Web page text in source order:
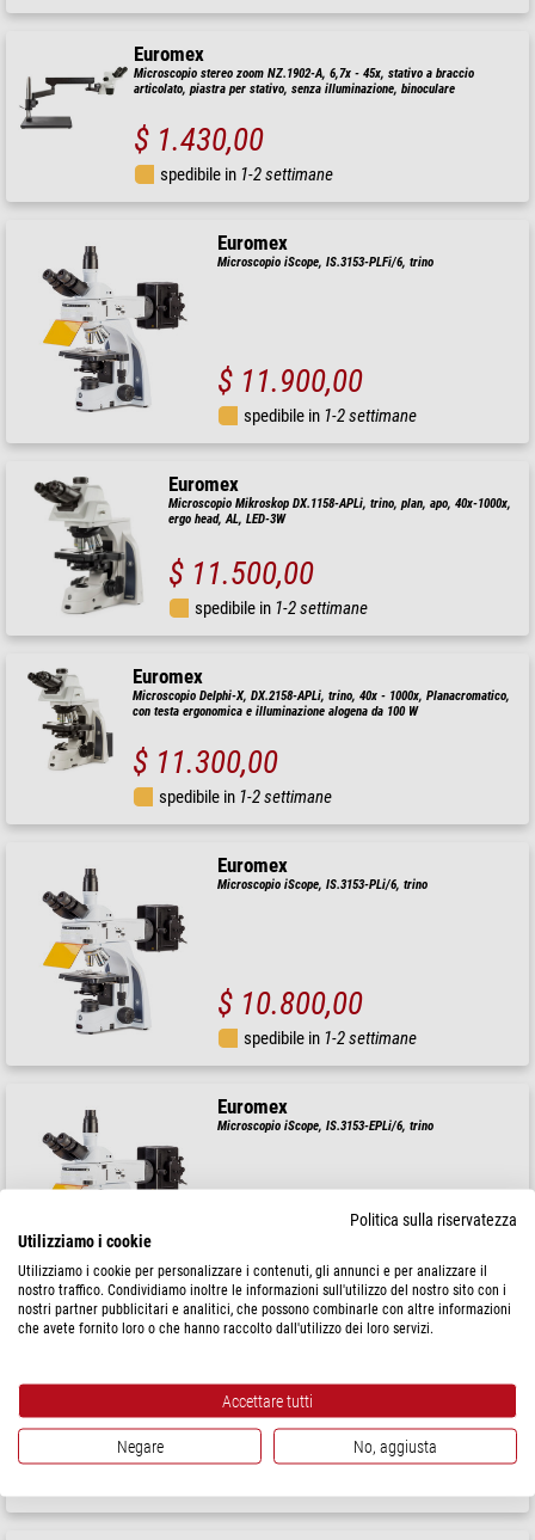
Euromex
Microscopio stereo zoom NZ.1902-A, 6,7x - 45x, stativo a braccio
articolato, piastra per stativo, senza illuminazione, binoculare
$ 1.430,00
spedibile in 1-2 settimane
Euromex
Microscopio iScope, IS.3153-PLFi/6, trino
$ 11.900,00
spedibile in 1-2 settimane
Euromex
Microscopio Mikroskop DX.1158-APLi, trino, plan, apo, 40x-1000x,
ergo head, AL, LED-3W
$ 11.500,00
spedibile in 1-2 settimane
Euromex
Microscopio Delphi-X, DX.2158-APLi, trino, 40x - 1000x, Planacromatico,
con testa ergonomica e illuminazione alogena da 100 W
$ 11.300,00
spedibile in 1-2 settimane
Euromex
Microscopio iScope, IS.3153-PLi/6, trino
$ 10.800,00
spedibile in 1-2 settimane
Euromex
Microscopio iScope, IS.3153-EPLi/6, trino
spedibile in1-2 settimane
10x/20, Akku, LED, 3W
$ 1.380,00
Politica sulla riservatezza
Utilizziamo i cookie
Utilizziamo i cookie per personalizzare i contenuti, gli annunci e per analizzare il
nostro traffico. Condividiamo inoltre le informazioni sull'utilizzo del nostro sito con i
nostri partner pubblicitari e analitici, che possono combinarle con altre informazioni
che avete fornito loro o che hanno raccolto dall'utilizzo dei loro servizi.
Accettare tutti
Negare No, aggiusta